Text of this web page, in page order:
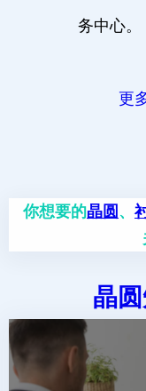
务中心。
更
你想要的晶圆 、
晶